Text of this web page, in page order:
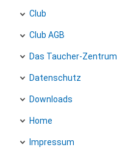
Club
Club AGB
Das Taucher-Zentrum
Datenschutz
Downloads
Home
Impressum